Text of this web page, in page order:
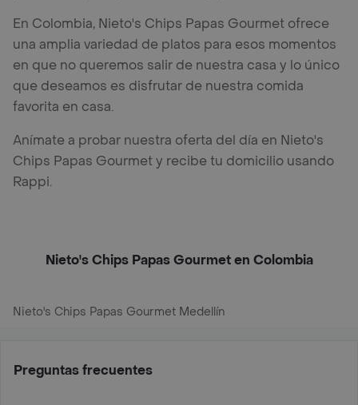
En Colombia, Nieto's Chips Papas Gourmet ofrece
una amplia variedad de platos para esos momentos
en que no queremos salir de nuestra casa y lo único
que deseamos es disfrutar de nuestra comida
favorita en casa.
Anímate a probar nuestra oferta del día en Nieto's
Chips Papas Gourmet y recibe tu domicilio usando
Rappi.
Nieto's Chips Papas Gourmet en Colombia
Nieto's Chips Papas Gourmet Medellín
Preguntas frecuentes